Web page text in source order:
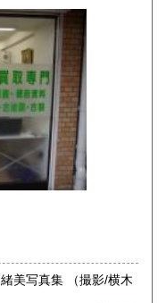
県
県
県
県
県
仕事や研究に役立つ
考えています。ま
問合せて下さい。
（撮影/横木